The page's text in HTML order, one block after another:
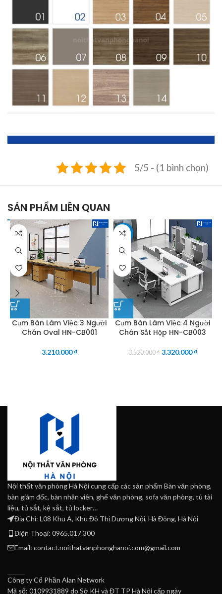
5/5 - (1 bình chọn)
SẢN PHẨM LIÊN QUAN
Cụm Bàn Làm Việc 3 Người
Chân Oval HN-CB001
3.210.000₫
-6%
Cụm Bàn Làm Việc 4 Người
Chân Sắt Hộp HN-CB003
3.520.000₫ 3.320.000₫
Nội thất văn phòng Hà Nội cung cấp các sản phẩm Bàn văn phòng,
bàn giám đốc, bàn nhân viên, ghế văn phòng, sofa văn phòng, tủ tài
liệu, tủ sắt, kệ sắt, tủ locker…
Địa Chỉ: L08 Khu A, Khu Đô Thị Dương Nội, Hà Đông, Hà Nội
Điện Thoại: 0965.017.300
Email: contact.noithatvanphonghanoi.com@gmail.com
Công ty Cổ Phần Alan Network
Mã số: 0109931889 do Sở KH và ĐT TP Hà Nội cấp ngày